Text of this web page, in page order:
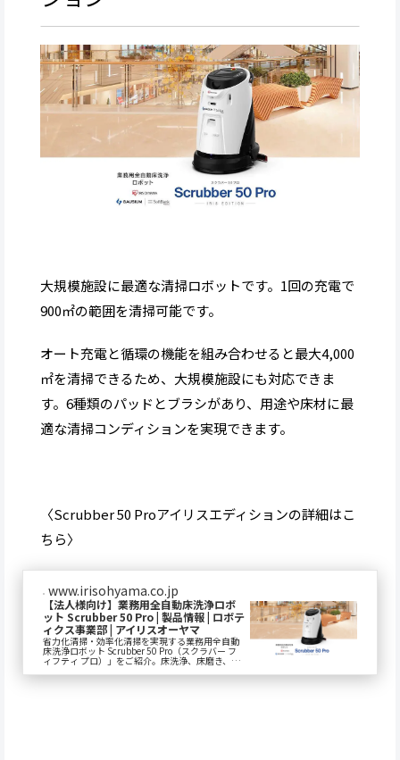
大規模施設に最適な清掃ロボットです。1回の充電で
900㎡の範囲を清掃可能です。
オート充電と循環の機能を組み合わせると最大4,000
㎡を清掃できるため、大規模施設にも対応できま
す。6種類のパッドとブラシがあり、用途や床材に最
適な清掃コンディションを実現できます。
〈Scrubber 50 Proアイリスエディションの詳細はこ
ちら〉
【法人様向け】業務用全自動床洗浄ロボ
ット Scrubber 50 Pro | 製品情報 | ロボテ
ィクス事業部 | アイリスオーヤマ
省力化清掃・効率化清掃を実現する業務用全自動
床洗浄ロボット Scrubber 50 Pro（スクラバー フ
ィフティ プロ）」をご紹介。床洗浄、床磨き、拭
www.irisohyama.co.jp